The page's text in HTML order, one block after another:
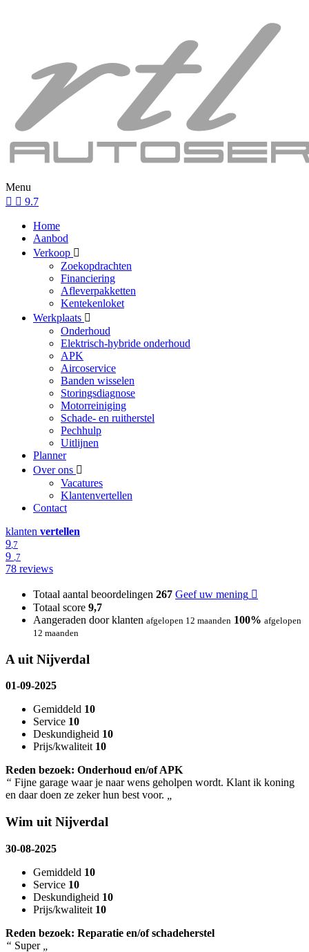
Menu
9.7
Home
Aanbod
Verkoop
Zoekopdrachten
Financiering
Afleverpakketten
Kentekenloket
Werkplaats
Onderhoud
Elektrisch-hybride onderhoud
APK
Aircoservice
Banden wisselen
Storingsdiagnose
Motorreiniging
Schade- en ruitherstel
Pechhulp
Uitlijnen
Planner
Over ons
Vacatures
Klantenvertellen
Contact
klanten vertellen
9,7
9 ,7
78 reviews
Totaal aantal beoordelingen 267 Geef uw mening
Totaal score 9,7
Aangeraden door klanten afgelopen 12 maanden 100% afgelopen
12 maanden
A uit Nijverdal
01-09-2025
Gemiddeld 10
Service 10
Deskundigheid 10
Prijs/kwaliteit 10
Reden bezoek: Onderhoud en/of APK
“ Fijne garage waar je naar wens geholpen wordt. Klant ik koning
en daar doen ze zeker hun best voor. „
Wim uit Nijverdal
30-08-2025
Gemiddeld 10
Service 10
Deskundigheid 10
Prijs/kwaliteit 10
Reden bezoek: Reparatie en/of schadeherstel
“ Super